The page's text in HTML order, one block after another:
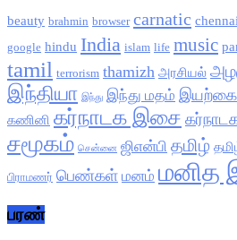
beauty brahmin browser carnatic chennai
google hindu India islam life music
tamil terrorism thamizh அரசியல்
இந்தியா இந்து இந்து மதம் இயற்கை
கணினி கர்நாடக இசை
சமூகம் சென்னை ஜிஎன்பி தமிழ்
பிராமணர் பெண்கள் மனம் மனித
பரண்